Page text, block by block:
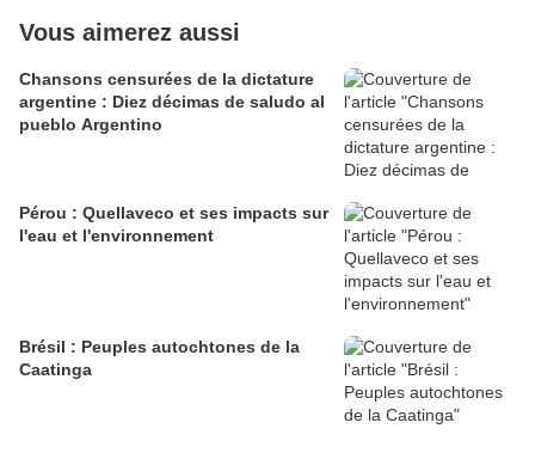
Vous aimerez aussi
Chansons censurées de la dictature
argentine : Diez décimas de saludo al
pueblo Argentino
Pérou : Quellaveco et ses impacts sur
l'eau et l'environnement
Brésil : Peuples autochtones de la
Caatinga